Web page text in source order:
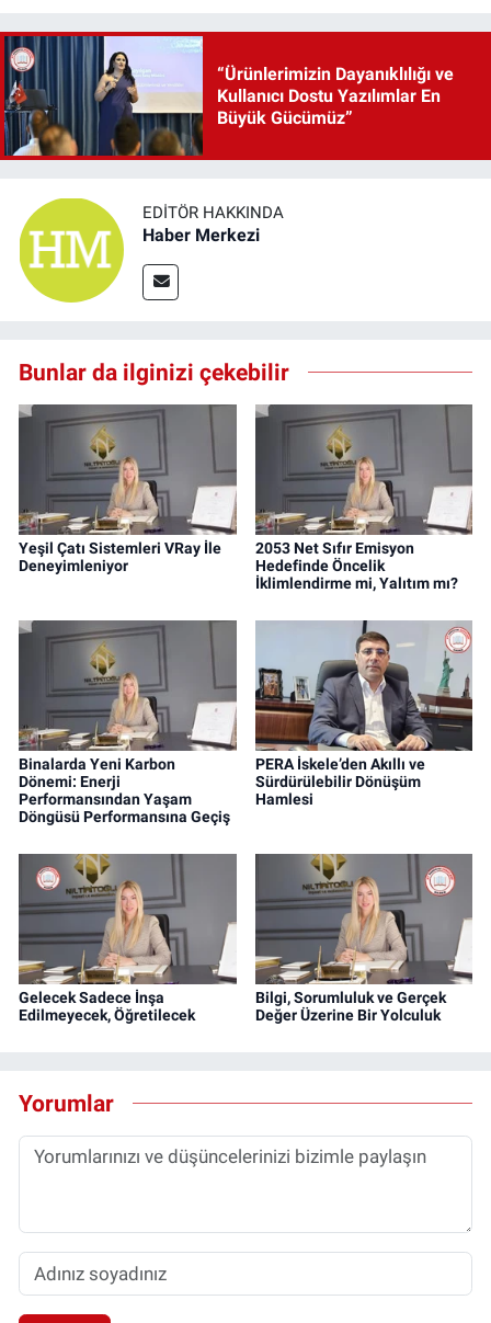
“Ürünlerimizin Dayanıklılığı ve
Kullanıcı Dostu Yazılımlar En
Büyük Gücümüz”
EDITÖR HAKKINDA
Haber Merkezi
Bunlar da ilginizi çekebilir
Yeşil Çatı Sistemleri VRay İle
Deneyimleniyor
2053 Net Sıfır Emisyon
Hedefinde Öncelik
İklimlendirme mi, Yalıtım mı?
Binalarda Yeni Karbon
Dönemi: Enerji
Performansından Yaşam
Döngüsü Performansına Geçiş
PERA İskele’den Akıllı ve
Sürdürülebilir Dönüşüm
Hamlesi
Gelecek Sadece İnşa
Edilmeyecek, Öğretilecek
Bilgi, Sorumluluk ve Gerçek
Değer Üzerine Bir Yolculuk
Yorumlar